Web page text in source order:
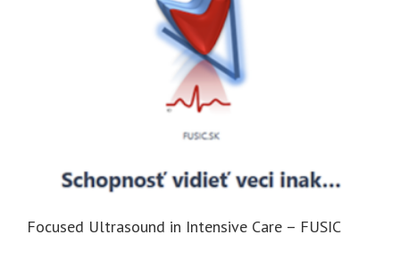
Focused Ultrasound in Intensive Care – FUSIC